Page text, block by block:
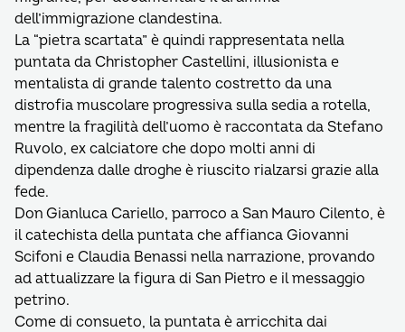
dell’immigrazione clandestina.
La “pietra scartata” è quindi rappresentata nella
puntata da Christopher Castellini, illusionista e
mentalista di grande talento costretto da una
distrofia muscolare progressiva sulla sedia a rotella,
mentre la fragilità dell’uomo è raccontata da Stefano
Ruvolo, ex calciatore che dopo molti anni di
dipendenza dalle droghe è riuscito rialzarsi grazie alla
fede.
Don Gianluca Cariello, parroco a San Mauro Cilento, è
il catechista della puntata che affianca Giovanni
Scifoni e Claudia Benassi nella narrazione, provando
ad attualizzare la figura di San Pietro e il messaggio
petrino.
Come di consueto, la puntata è arricchita dai